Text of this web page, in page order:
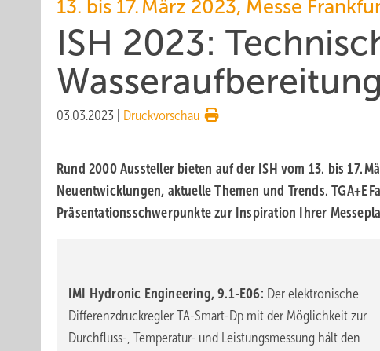
13. bis 17. März 2023, Messe
ISH 2023:
Wasseraufbereitung
03.03.2023 Druckvorschau
Rund 2000 Aussteller bieten auf der ISH vom 13. bis 17.
Neuentwicklungen, aktuelle Themen und Trends.
Präsentationsschwerpunkte zur Inspiration Ihrer
IMI Hydronic Engineering, 9.1-E06: Der elektronische
Differenzdruckregler TA-Smart-Dp mit der Möglichkeit zur
Durchfluss-, Temperatur- und Leistungsmessung hält den